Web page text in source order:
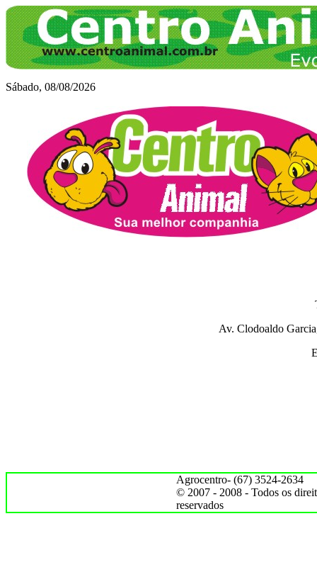
Sábado, 08/08/2026
Av. Clodoaldo
Agrocentro- (67) 3524-2634
© 2007 - 2008 - Todos os
reservados